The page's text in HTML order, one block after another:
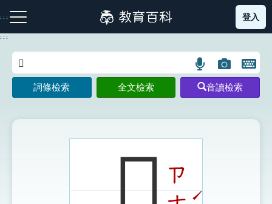
到
主
:::
注音索引圖示 筆畫索引圖示 部首索引表圖示
登入
:::
語
言
搜
示
圖
片
搜
開
鍵
圖
詞條檢索 全文檢索 音讀檢索
ㄗ
ˊ